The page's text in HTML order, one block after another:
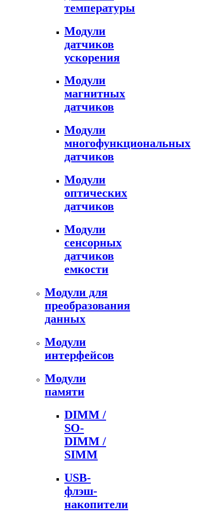
температуры
Модули
датчиков
ускорения
Модули
магнитных
датчиков
Модули
многофункциональных
датчиков
Модули
оптических
датчиков
Модули
сенсорных
датчиков
емкости
Модули для
преобразования
данных
Модули
интерфейсов
Модули
памяти
DIMM /
SO-
DIMM /
SIMM
USB-
флэш-
накопители